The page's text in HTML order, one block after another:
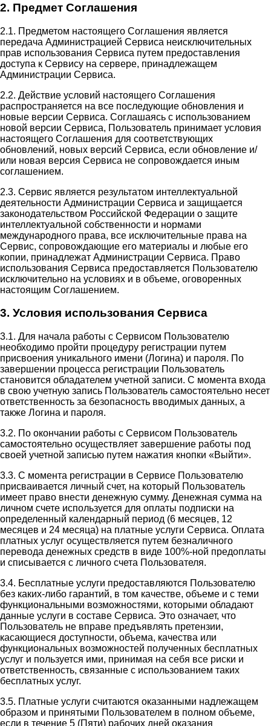
2. Предмет Соглашения
2.1. Предметом настоящего Соглашения является
передача Администрацией Сервиса неисключительных
прав использования Сервиса путем предоставления
доступа к Сервису на сервере, принадлежащем
Администрации Сервиса.
2.2. Действие условий настоящего Соглашения
распространяется на все последующие обновления и
новые версии Сервиса. Соглашаясь с использованием
новой версии Сервиса, Пользователь принимает условия
настоящего Соглашения для соответствующих
обновлений, новых версий Сервиса, если обновление и/
или новая версия Сервиса не сопровождается иным
соглашением.
2.3. Сервис является результатом интеллектуальной
деятельности Администрации Сервиса и защищается
законодательством Российской Федерации о защите
интеллектуальной собственности и нормами
международного права, все исключительные права на
Сервис, сопровождающие его материалы и любые его
копии, принадлежат Администрации Сервиса. Право
использования Сервиса предоставляется Пользователю
исключительно на условиях и в объеме, оговоренных
настоящим Соглашением.
3. Условия использования Сервиса
3.1. Для начала работы с Сервисом Пользователю
необходимо пройти процедуру регистрации путем
присвоения уникального имени (Логина) и пароля. По
завершении процесса регистрации Пользователь
становится обладателем учетной записи. С момента входа
в свою учетную запись Пользователь самостоятельно несет
ответственность за безопасность вводимых данных, а
также Логина и пароля.
3.2. По окончании работы с Сервисом Пользователь
самостоятельно осуществляет завершение работы под
своей учетной записью путем нажатия кнопки «Выйти».
3.3. С момента регистрации в Сервисе Пользователю
присваивается личный счет, на который Пользователь
имеет право внести денежную сумму. Денежная сумма на
личном счете используется для оплаты подписки на
определенный календарный период (6 месяцев, 12
месяцев и 24 месяца) на платные услуги Сервиса. Оплата
платных услуг осуществляется путем безналичного
перевода денежных средств в виде 100%-ной предоплаты
и списывается с личного счета Пользователя.
3.4. Бесплатные услуги предоставляются Пользователю
без каких-либо гарантий, в том качестве, объеме и с теми
функциональными возможностями, которыми обладают
данные услуги в составе Сервиса. Это означает, что
Пользователь не вправе предъявлять претензии,
касающиеся доступности, объема, качества или
функциональных возможностей полученных бесплатных
услуг и пользуется ими, принимая на себя все риски и
ответственность, связанные с использованием таких
бесплатных услуг.
3.5. Платные услуги считаются оказанными надлежащем
образом и принятыми Пользователем в полном объеме,
если в течение 5 (Пяти) рабочих дней оказания